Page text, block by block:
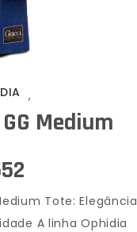
,
Medium
Tote: Elegância
A linha Ophidia